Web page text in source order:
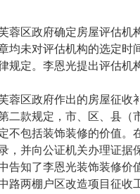
区政府确定房屋评估机构
均未对评估机构的选定时
规定。李恩光提出评估机
区政府作出的房屋征收
二款规定，市、区、县（
不包括装饰装修的价值。
，并向公证机关办理证据
告知了李恩光装饰装修
路两棚户区改造项目征收